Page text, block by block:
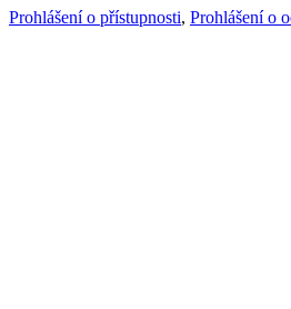
Prohlášení o přístupnosti, Prohlášení o